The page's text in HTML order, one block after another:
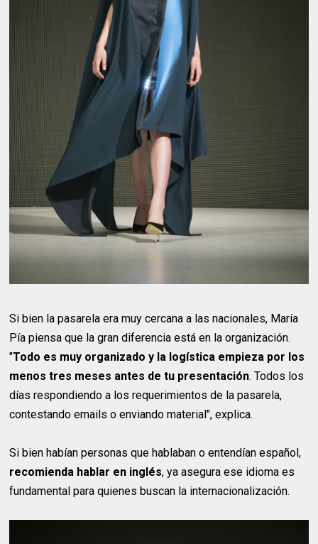
Si bien la pasarela era muy cercana a las nacionales, María
Pía piensa que la gran diferencia está en la organización.
"Todo es muy organizado y la logística empieza por los
menos tres meses antes de tu presentación. Todos los
días respondiendo a los requerimientos de la pasarela,
contestando emails o enviando material", explica.
Si bien habían personas que hablaban o entendían español,
recomienda hablar en inglés, ya asegura ese idioma es
fundamental para quienes buscan la internacionalización.